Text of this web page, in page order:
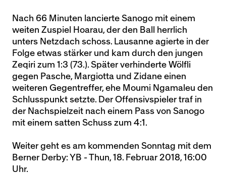
Nach 66 Minuten lancierte Sanogo mit einem
weiten Zuspiel Hoarau, der den Ball herrlich
unters Netzdach schoss. Lausanne agierte in der
Folge etwas stärker und kam durch den jungen
Zeqiri zum 1:3 (73.). Später verhinderte Wölfli
gegen Pasche, Margiotta und Zidane einen
weiteren Gegentreffer, ehe Moumi Ngamaleu den
Schlusspunkt setzte. Der Offensivspieler traf in
der Nachspielzeit nach einem Pass von Sanogo
mit einem satten Schuss zum 4:1.
Weiter geht es am kommenden Sonntag mit dem
Berner Derby: YB - Thun, 18. Februar 2018, 16:00
Uhr.